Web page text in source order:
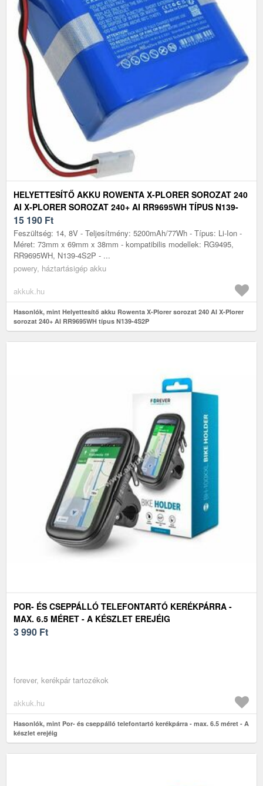
HELYETTESÍTŐ AKKU ROWENTA X-PLORER SOROZAT 240
AI X-PLORER SOROZAT 240+ AI RR9695WH TÍPUS N139-
4S2P
15 190 Ft
Feszültség: 14, 8V - Teljesítmény: 5200mAh/77Wh - Típus: Li-Ion -
Méret: 73mm x 69mm x 38mm - kompatibilis modellek: RG9495,
RR9695WH, N139-4S2P - ...
powery, háztartásigép akku
akkuk.hu
Hasonlók, mint Helyettesítő akku Rowenta X-Plorer sorozat 240 AI X-Plorer
sorozat 240+ AI RR9695WH típus N139-4S2P
POR- ÉS CSEPPÁLLÓ TELEFONTARTÓ KERÉKPÁRRA -
MAX. 6.5 MÉRET - A KÉSZLET EREJÉIG
3 990 Ft
forever, kerékpár tartozékok
akkuk.hu
Hasonlók, mint Por- és cseppálló telefontartó kerékpárra - max. 6.5 méret - A
készlet erejéig